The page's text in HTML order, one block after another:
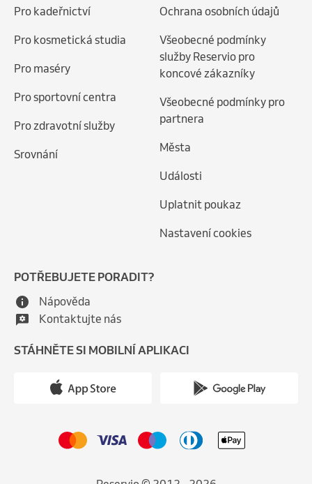
Pro kadeřnictví
Pro kosmetická studia
Pro maséry
Pro sportovní centra
Pro zdravotní služby
Srovnání
Ochrana osobních údajů
Všeobecné podmínky
služby Reservio pro
koncové zákazníky
Všeobecné podmínky pro
partnera
Města
Události
Uplatnit poukaz
Nastavení cookies
POTŘEBUJETE PORADIT?
Nápověda
Kontaktujte nás
STÁHNĚTE SI MOBILNÍ APLIKACI